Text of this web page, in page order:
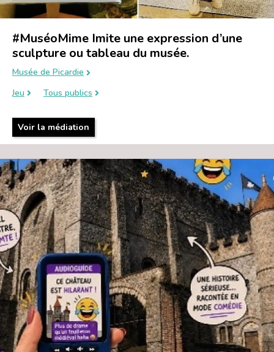
#MuséoMime Imite une expression d’une
sculpture ou tableau du musée.
Musée de Picardie
Jeu
Tous publics
Voir la médiation